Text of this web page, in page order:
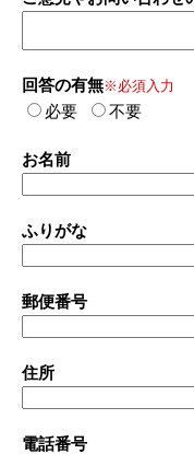
回答の有無※必須入力
必要 不要
お名前
ふりがな
郵便番号
住所
電話番号